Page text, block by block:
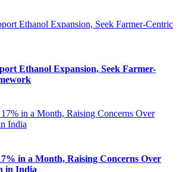
Ethanol Expansion, Seek Farmer-
in a Month, Raising Concerns Over
in India